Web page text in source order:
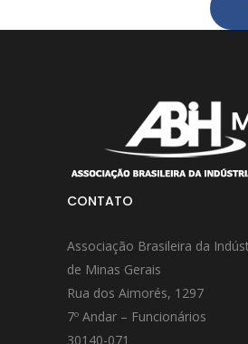
CONTATO
Associação Brasileira da
de Minas Gerais
Rua dos Aimorés, 1297
7º Andar – Funcionários
30140-071